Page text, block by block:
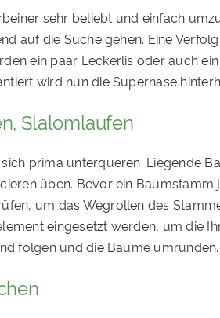
sehr beliebt und einfach
auf die Suche gehen. Eine
ein paar Leckerlis oder auch
wird nun die Supernase
Slalomlaufen
prima unterqueren. Liegende
üben. Bevor ein
um das Wegrollen des
eingesetzt werden, um die
folgen und die Bäume umrunden.